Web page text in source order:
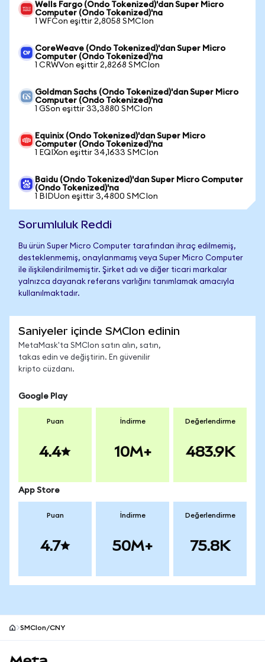
Wells Fargo (Ondo Tokenized)'dan Super Micro
Computer (Ondo Tokenized)'na
1 WFCon eşittir 2,8058 SMCIon
CoreWeave (Ondo Tokenized)'dan Super Micro
Computer (Ondo Tokenized)'na
1 CRWVon eşittir 2,8268 SMCIon
Goldman Sachs (Ondo Tokenized)'dan Super Micro
Computer (Ondo Tokenized)'na
1 GSon eşittir 33,3880 SMCIon
Equinix (Ondo Tokenized)'dan Super Micro
Computer (Ondo Tokenized)'na
1 EQIXon eşittir 34,1633 SMCIon
Baidu (Ondo Tokenized)'dan Super Micro Computer
(Ondo Tokenized)'na
1 BIDUon eşittir 3,4800 SMCIon
Sorumluluk Reddi
Bu ürün Super Micro Computer tarafından ihraç edilmemiş,
desteklenmemiş, onaylanmamış veya Super Micro Computer
ile ilişkilendirilmemiştir. Şirket adı ve diğer ticari markalar
yalnızca dayanak referans varlığını tanımlamak amacıyla
kullanılmaktadır.
Saniyeler içinde SMCIon edinin
MetaMask'ta SMCIon satın alın, satın,
takas edin ve değiştirin. En güvenilir
kripto cüzdanı.
Google Play
Puan
4.4
İndirme
10M+
Değerlendirme
483.9K
App Store
Puan
4.7
İndirme
50M+
Değerlendirme
75.8K
SMCIon/CNY